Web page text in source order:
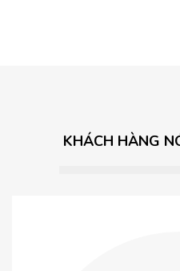
KHÁCH HÀNG